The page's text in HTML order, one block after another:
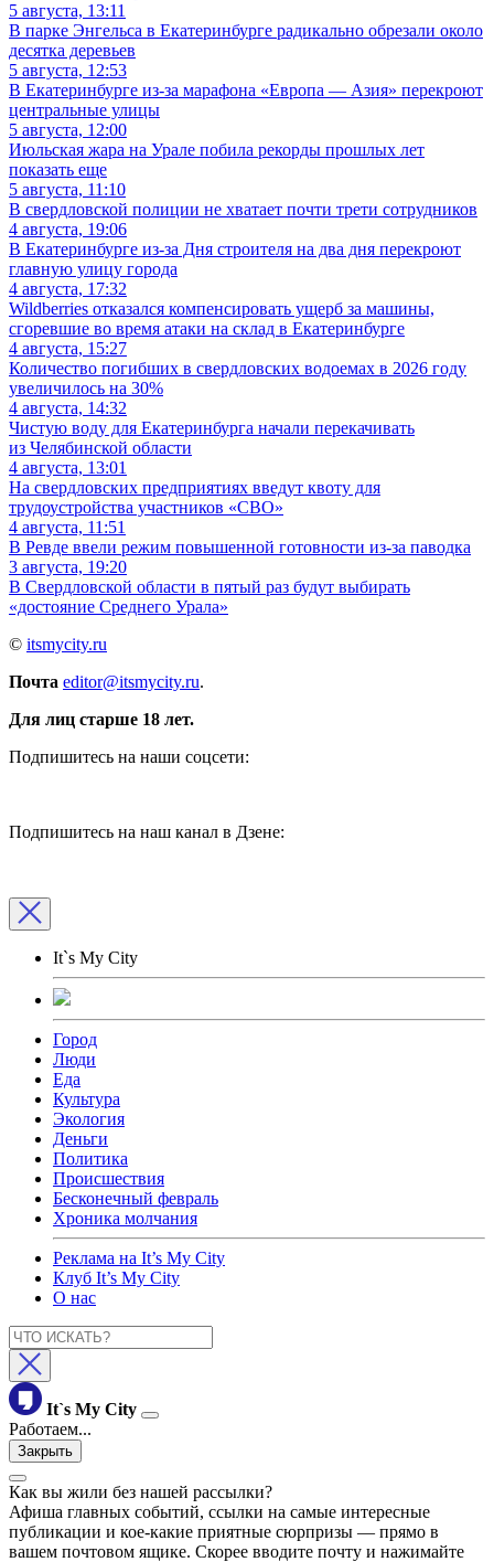
5 августа, 13:11
В парке Энгельса в Екатеринбурге радикально обрезали около
десятка деревьев
5 августа, 12:53
В Екатеринбурге из-за марафона «Европа — Азия» перекроют
центральные улицы
5 августа, 12:00
Июльская жара на Урале побила рекорды прошлых лет
показать еще
5 августа, 11:10
В свердловской полиции не хватает почти трети сотрудников
4 августа, 19:06
В Екатеринбурге из-за Дня строителя на два дня перекроют
главную улицу города
4 августа, 17:32
Wildberries отказался компенсировать ущерб за машины,
сгоревшие во время атаки на склад в Екатеринбурге
4 августа, 15:27
Количество погибших в свердловских водоемах в 2026 году
увеличилось на 30%
4 августа, 14:32
Чистую воду для Екатеринбурга начали перекачивать
из Челябинской области
4 августа, 13:01
На свердловских предприятиях введут квоту для
трудоустройства участников «СВО»
4 августа, 11:51
В Ревде ввели режим повышенной готовности из-за паводка
3 августа, 19:20
В Свердловской области в пятый раз будут выбирать
«достояние Среднего Урала»
© itsmycity.ru
Почта editor@itsmycity.ru.
Для лиц старше 18 лет.
Подпишитесь на наши соцсети:
Подпишитесь на наш канал в Дзене:
It`s My City
Город
Люди
Еда
Культура
Экология
Деньги
Политика
Происшествия
Бесконечный февраль
Хроника молчания
Реклама на It’s My City
Клуб It’s My City
О нас
It`s My City
Работаем...
Закрыть
Как вы жили без нашей рассылки?
Афиша главных событий, ссылки на самые интересные
публикации и кое-какие приятные сюрпризы — прямо в
вашем почтовом ящике. Скорее вводите почту и нажимайте